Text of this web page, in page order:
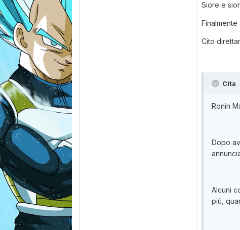
Siore e
Cito
Cita
Ronin
Dopo
Alcuni
più,